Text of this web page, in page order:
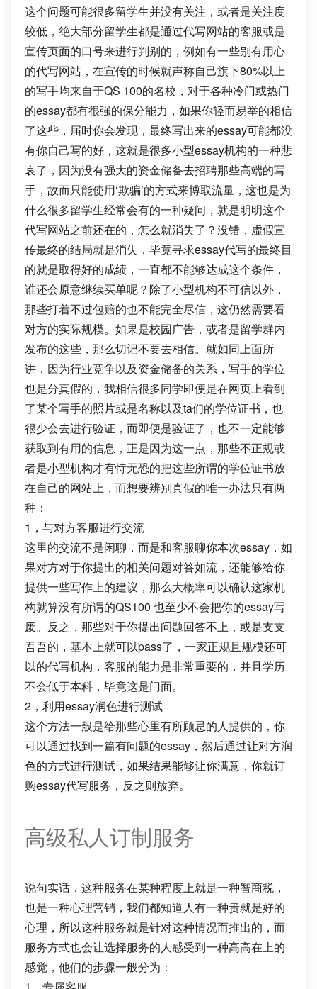
这个问题可能很多留学生并没有关注，或者是关注度
较低，绝大部分留学生都是通过代写网站的客服或是
宣传页面的口号来进行判别的，例如有一些别有用心
的代写网站，在宣传的时候就声称自己旗下80%以上
的写手均来自于QS 100的名校，对于各种冷门或热门
的essay都有很强的保分能力，如果你轻而易举的相信
了这些，届时你会发现，最终写出来的essay可能都没
有你自己写的好，这就是很多小型essay机构的一种悲
哀了，因为没有强大的资金储备去招聘那些高端的写
手，故而只能使用‘欺骗’的方式来博取流量，这也是为
什么很多留学生经常会有的一种疑问，就是明明这个
代写网站之前还在的，怎么就消失了？没错，虚假宣
传最终的结局就是消失，毕竟寻求essay代写的最终目
的就是取得好的成绩，一直都不能够达成这个条件，
谁还会原意继续买单呢？除了小型机构不可信以外，
那些打着不过包赔的也不能完全尽信，这仍然需要看
对方的实际规模。如果是校园广告，或者是留学群内
发布的这些，那么切记不要去相信。就如同上面所
讲，因为行业竞争以及资金储备的关系，写手的学位
也是分真假的，我相信很多同学即便是在网页上看到
了某个写手的照片或是名称以及ta们的学位证书，也
很少会去进行验证，而即便是验证了，也不一定能够
获取到有用的信息，正是因为这一点，那些不正规或
者是小型机构才有恃无恐的把这些所谓的学位证书放
在自己的网站上，而想要辨别真假的唯一办法只有两
种：
1，与对方客服进行交流
这里的交流不是闲聊，而是和客服聊你本次essay，如
果对方对于你提出的相关问题对答如流，还能够给你
提供一些写作上的建议，那么大概率可以确认这家机
构就算没有所谓的QS100 也至少不会把你的essay写
废。反之，那些对于你提出问题回答不上，或是支支
吾吾的，基本上就可以pass了，一家正规且规模还可
以的代写机构，客服的能力是非常重要的，并且学历
不会低于本科，毕竟这是门面。
2，利用essay润色进行测试
这个方法一般是给那些心里有所顾忌的人提供的，你
可以通过找到一篇有问题的essay，然后通过让对方润
色的方式进行测试，如果结果能够让你满意，你就订
购essay代写服务，反之则放弃。
高级私人订制服务
说句实话，这种服务在某种程度上就是一种智商税，
也是一种心理营销，我们都知道人有一种贵就是好的
心理，所以这种服务就是针对这种情况而推出的，而
服务方式也会让选择服务的人感受到一种高高在上的
感觉，他们的步骤一般分为：